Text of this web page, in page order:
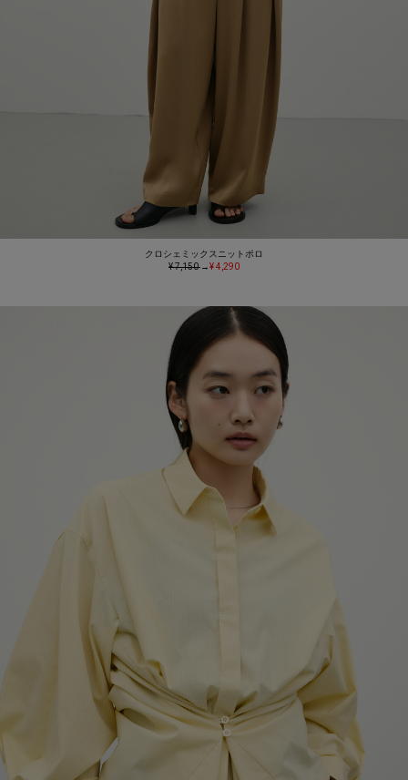
クロシェミックスニットポロ
¥ 7,150→¥ 4,290